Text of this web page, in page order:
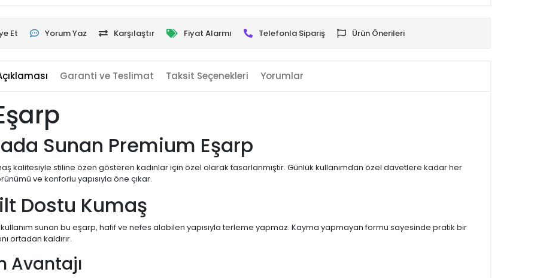
Et Yorum Yaz Karşılaştır Fiyat Alarmı Telefonla Sipariş Ürün Önerileri
Garanti ve Teslimat Taksit Seçenekleri Yorumlar
Sunan Premium Eşarp
kalitesiyle stiline özen gösteren kadınlar için özel olarak tasarlanmıştır. Günlük kullanımdan özel davetlere kadar her
ve konforlu yapısıyla öne çıkar.
Dostu Kumaş
sunan bu eşarp, hafif ve nefes alabilen yapısıyla terleme yapmaz. Kayma yapmayan formu sayesinde pratik bir
ortadan kaldırır.
Avantajı